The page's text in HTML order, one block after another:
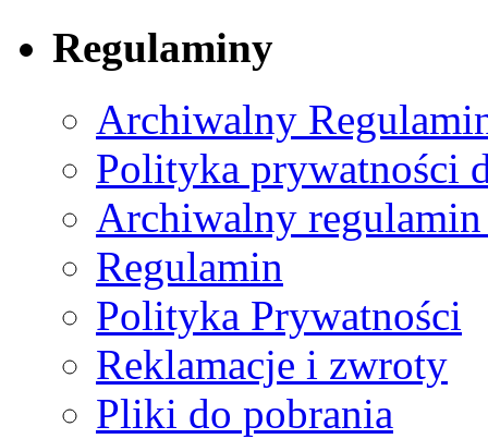
Regulaminy
Archiwalny
Polityka prywatności
Archiwalny
Regulamin
Polityka Prywatności
Reklamacje i zwroty
Pliki do pobrania